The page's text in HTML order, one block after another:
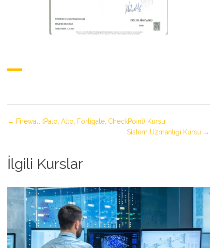
Firewall (Palo, Alto, Fortigate, CheckPoint) Kursu
Sistem Uzmanlığı Kursu
İlgili Kurslar